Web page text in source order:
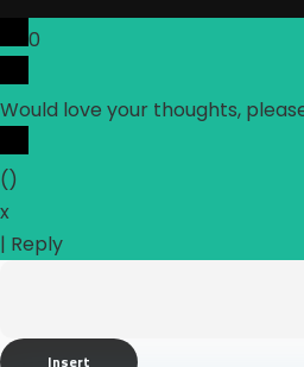
0
Would love your thoughts,
()
x
| Reply
Insert